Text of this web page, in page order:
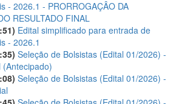
- 2026.1 - PRORROGAÇÂO DA
RESULTADO FINAL
Edital simplificado para entrada de
- 2026.1
Seleção de Bolsistas (Edital 01/2026) -
Seleção de Bolsistas (Edital 01/2026) -